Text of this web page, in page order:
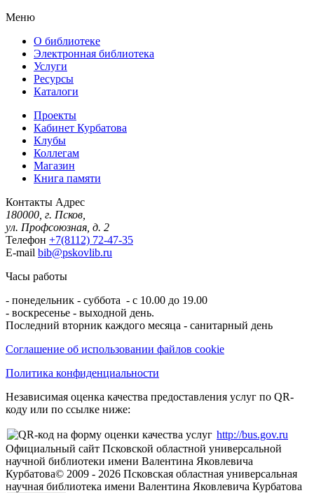
Меню
О библиотеке
Электронная библиотека
Услуги
Ресурсы
Каталоги
Проекты
Кабинет Курбатова
Клубы
Коллегам
Магазин
Книга памяти
Контакты Адрес
180000, г. Псков,
ул. Профсоюзная, д. 2
Телефон +7(8112) 72-47-35
E-mail bib@pskovlib.ru
Часы работы
- понедельник - суббота - с 10.00 до 19.00
- воскресенье - выходной день.
Последний вторник каждого месяца - санитарный день
Соглашение об использовании файлов cookie
Политика конфиденциальности
Независимая оценка качества предоставления услуг по QR-
коду или по ссылке ниже:
http://bus.gov.ru
Официальный сайт Псковской областной универсальной
научной библиотеки имени Валентина Яковлевича
Курбатова© 2009 - 2026 Псковская областная универсальная
научная библиотека имени Валентина Яковлевича Курбатова